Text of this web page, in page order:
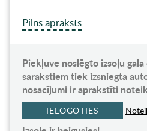
Pilns apraksts
Piekļuve noslēgto izsoļu
sarakstiem tiek izsniegta
nosacījumi ir aprakstīti
IELOGOTIES